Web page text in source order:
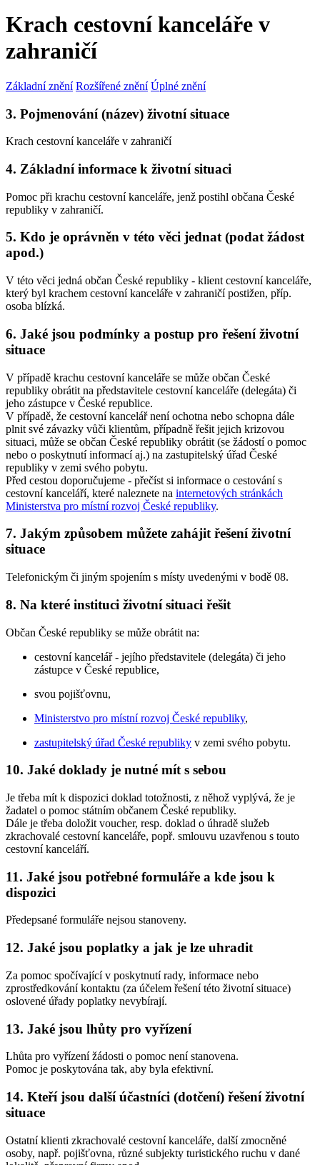
Krach cestovní kanceláře v
zahraničí
Základní znění Rozšířené znění Úplné znění
3. Pojmenování (název) životní situace
Krach cestovní kanceláře v zahraničí
4. Základní informace k životní situaci
Pomoc při krachu cestovní kanceláře, jenž postihl občana České
republiky v zahraničí.
5. Kdo je oprávněn v této věci jednat (podat žádost
apod.)
V této věci jedná občan České republiky - klient cestovní kanceláře,
který byl krachem cestovní kanceláře v zahraničí postižen, příp.
osoba blízká.
6. Jaké jsou podmínky a postup pro řešení životní
situace
V případě krachu cestovní kanceláře se může občan České
republiky obrátit na představitele cestovní kanceláře (delegáta) či
jeho zástupce v České republice.
V případě, že cestovní kancelář není ochotna nebo schopna dále
plnit své závazky vůči klientům, případně řešit jejich krizovou
situaci, může se občan České republiky obrátit (se žádostí o pomoc
nebo o poskytnutí informací aj.) na zastupitelský úřad České
republiky v zemi svého pobytu.
Před cestou doporučujeme - přečíst si informace o cestování s
cestovní kanceláří, které naleznete na internetových stránkách
Ministerstva pro místní rozvoj České republiky.
7. Jakým způsobem můžete zahájit řešení životní
situace
Telefonickým či jiným spojením s místy uvedenými v bodě 08.
8. Na které instituci životní situaci řešit
Občan České republiky se může obrátit na:
cestovní kancelář - jejího představitele (delegáta) či jeho
zástupce v České republice,
svou pojišťovnu,
Ministerstvo pro místní rozvoj České republiky,
zastupitelský úřad České republiky v zemi svého pobytu.
10. Jaké doklady je nutné mít s sebou
Je třeba mít k dispozici doklad totožnosti, z něhož vyplývá, že je
žadatel o pomoc státním občanem České republiky.
Dále je třeba doložit voucher, resp. doklad o úhradě služeb
zkrachovalé cestovní kanceláře, popř. smlouvu uzavřenou s touto
cestovní kanceláří.
11. Jaké jsou potřebné formuláře a kde jsou k
dispozici
Předepsané formuláře nejsou stanoveny.
12. Jaké jsou poplatky a jak je lze uhradit
Za pomoc spočívající v poskytnutí rady, informace nebo
zprostředkování kontaktu (za účelem řešení této životní situace)
oslovené úřady poplatky nevybírají.
13. Jaké jsou lhůty pro vyřízení
Lhůta pro vyřízení žádosti o pomoc není stanovena.
Pomoc je poskytována tak, aby byla efektivní.
14. Kteří jsou další účastníci (dotčení) řešení životní
situace
Ostatní klienti zkrachovalé cestovní kanceláře, další zmocněné
osoby, např. pojišťovna, různé subjekty turistického ruchu v dané